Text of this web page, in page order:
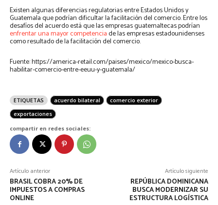
Existen algunas diferencias regulatorias entre Estados Unidos y
Guatemala que podrían dificultar la facilitación del comercio. Entre los
desafíos del acuerdo está que las empresas guatemaltecas podrían
enfrentar una mayor competenciade las empresas estadounidenses
como resultado de la facilitación del comercio.
Fuente: https://america-retail.com/paises/mexico/mexico-busca-
habilitar-comercio-entre-eeuu-y-guatemala/
ETIQUETAS acuerdo bilateral
comercio exterior
exportaciones
compartir en redes sociales:
Artículo anterior
BRASIL COBRA 20% DE
IMPUESTOS A COMPRAS
ONLINE
Artículo siguiente
REPÚBLICA DOMINICANA
BUSCA MODERNIZAR SU
ESTRUCTURA LOGÍSTICA